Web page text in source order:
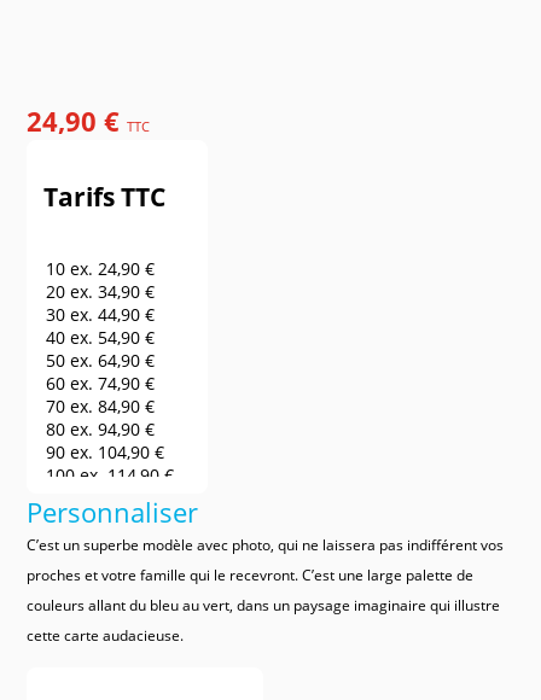
24,90 €TTC
Tarifs TTC
10 ex.24,90 €
20 ex.34,90 €
30 ex.44,90 €
40 ex. 54,90 €
50 ex.64,90 €
60 ex.74,90 €
70 ex.84,90 €
80 ex.94,90 €
90 ex. 104,90 €
100 ex. 114,90 €
164,90 €
200 ex.214,90 €
250 ex.264,90 €
300 ex.
314,90 €
500 ex.414,90 €
600 ex.464,90 €
Personnaliser
C’est un superbe modèle avec photo, qui ne laissera pas indifférent vos
proches et votre famille qui le recevront. C’est une large palette de
couleurs allant du bleu au vert, dans un paysage imaginaire qui illustre
cette carte audacieuse.